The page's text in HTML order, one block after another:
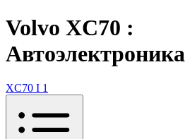
Volvo XC70 :
Автоэлектроника
XC70 I 1